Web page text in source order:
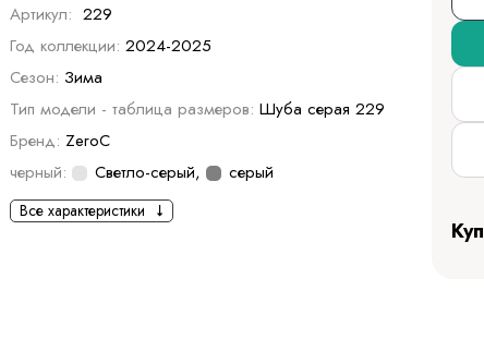
Артикул: 229
Год коллекции: 2024-2025
Сезон: Зима
Тип модели - таблица размеров: Шуба серая 229
Бренд: ZeroC
черный:
Светло-серый, серый
Все характеристики